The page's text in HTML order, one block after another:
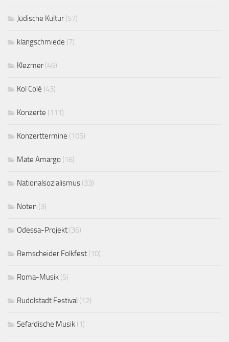
Jüdische Kultur (57)
klangschmiede (7)
Klezmer (46)
Kol Colé (43)
Konzerte (111)
Konzerttermine (105)
Mate Amargo (16)
Nationalsozialismus (33)
Noten (3)
Odessa-Projekt (36)
Remscheider Folkfest (10)
Roma-Musik (5)
Rudolstadt Festival (12)
Sefardische Musik (1)